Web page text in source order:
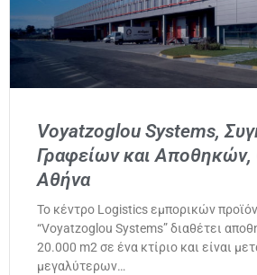
Voyatzoglou Systems,
Γραφείων και Αποθηκών,
Αθήνα
Το κέντρο Logistics εμπορικών
“Voyatzoglou Systems” διαθέτει
20.000 m2 σε ένα κτίριο και είναι
μεγαλύτερων…